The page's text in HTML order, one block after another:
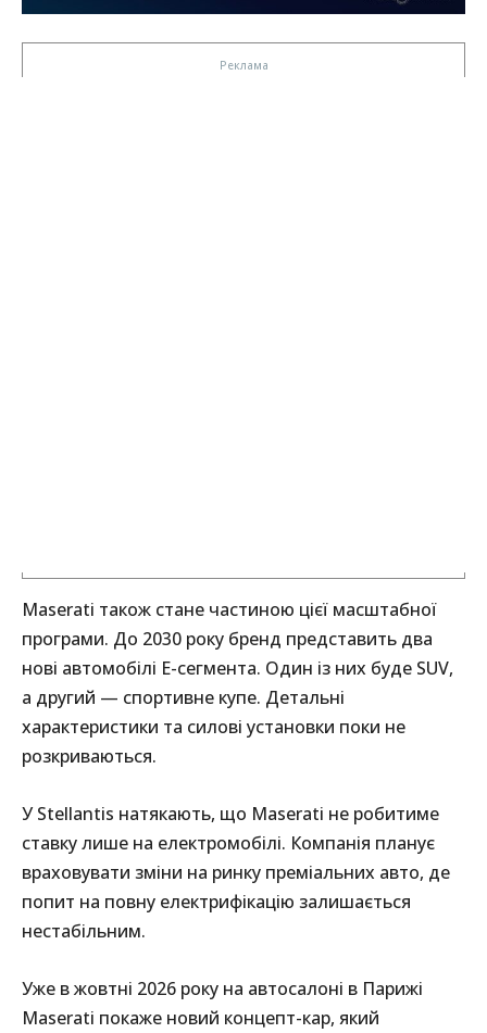
Maserati також стане частиною цієї масштабної
програми. До 2030 року бренд представить два
нові автомобілі E-сегмента. Один із них буде SUV,
а другий — спортивне купе. Детальні
характеристики та силові установки поки не
розкриваються.
У Stellantis натякають, що Maserati не робитиме
ставку лише на електромобілі. Компанія планує
враховувати зміни на ринку преміальних авто, де
попит на повну електрифікацію залишається
нестабільним.
Уже в жовтні 2026 року на автосалоні в Парижі
Maserati покаже новий концепт-кар, який